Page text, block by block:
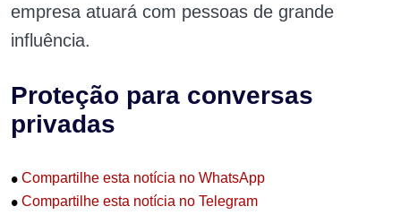
empresa atuará com pessoas de grande
influência.
Proteção para conversas
privadas
• Compartilhe esta notícia no WhatsApp
• Compartilhe esta notícia no Telegram